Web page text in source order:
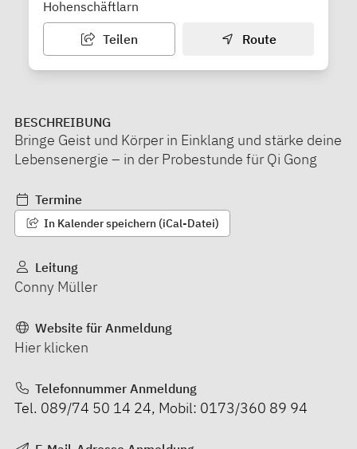
Hohenschäftlarn
Teilen Route
BESCHREIBUNG
Bringe Geist und Körper in Einklang und stärke deine
Lebensenergie – in der Probestunde für Qi Gong
Termine
In Kalender speichern (iCal-Datei)
Leitung
Conny Müller
Website für Anmeldung
Hier klicken
Telefonnummer Anmeldung
Tel. 089/74 50 14 24, Mobil: 0173/360 89 94